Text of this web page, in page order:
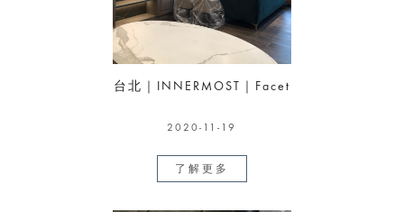
台北｜INNERMOST｜Facet
2020-11-19
了解更多